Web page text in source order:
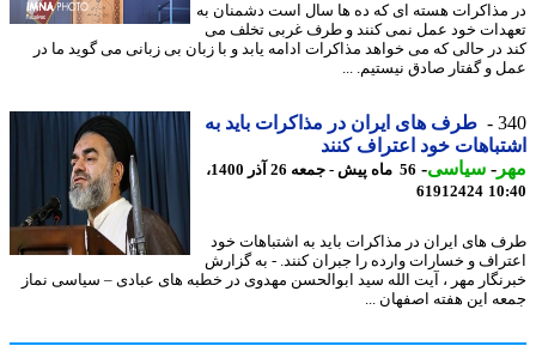
هسته ای که ده ها سال است دشمنان به
خود عمل نمی کنند و طرف غربی تخلف می
در حالی که می خواهد مذاکرات ادامه یابد و با زبان بی زبانی می گوید ما در
و گفتار صادق نیستیم. ...
طرف های ایران در مذاکرات باید به
خود اعتراف کنند
-سیاسی-
56 ماه پیش - جمعه 26 آذر 1400،
61912424
های ایران در مذاکرات باید به اشتباهات خود
و خسارات وارده را جبران کنند. - به گزارش
مهر ، آیت الله سید ابوالحسن مهدوی در خطبه های عبادی – سیاسی نماز
این هفته اصفهان ...